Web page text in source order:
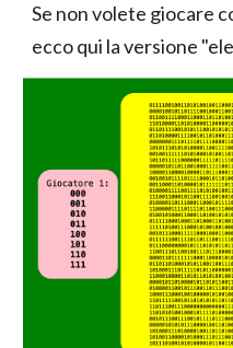
Se non volete giocare
ecco qui la versione